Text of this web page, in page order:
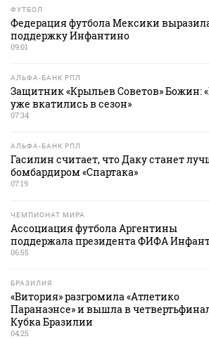
ФУТБОЛ
Федерация футбола Мексики
поддержку Инфантино
09:01
АЛЬФА-БАНК РПЛ
Защитник «Крыльев Советов» Божин:
уже вкатились в сезон»
07:34
АЛЬФА-БАНК РПЛ
Гасилин считает, что Даку станет
бомбардиром «Спартака»
07:19
ЧЕМПИОНАТ МИРА
Ассоциация футбола Аргентины
поддержала президента ФИФА
06:55
БРАЗИЛИЯ
«Витория» разгромила «Атлетико
Паранаэнсе» и вышла в
Кубка Бразилии
04:25